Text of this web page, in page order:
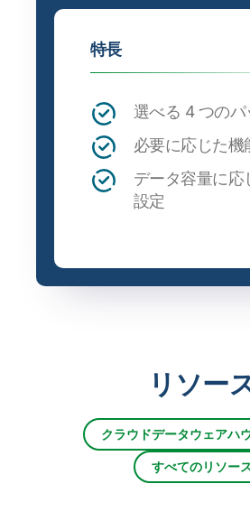
特長
選べる 4 つの
必要に応じた機
データ容量に応
設定
リソー
クラウドデータウェアハ
すべてのリソー